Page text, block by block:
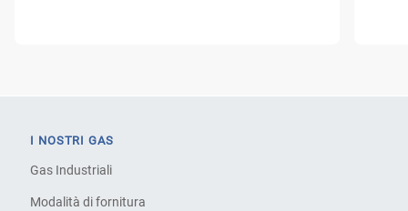
I NOSTRI GAS
Gas Industriali
Modalità di fornitura